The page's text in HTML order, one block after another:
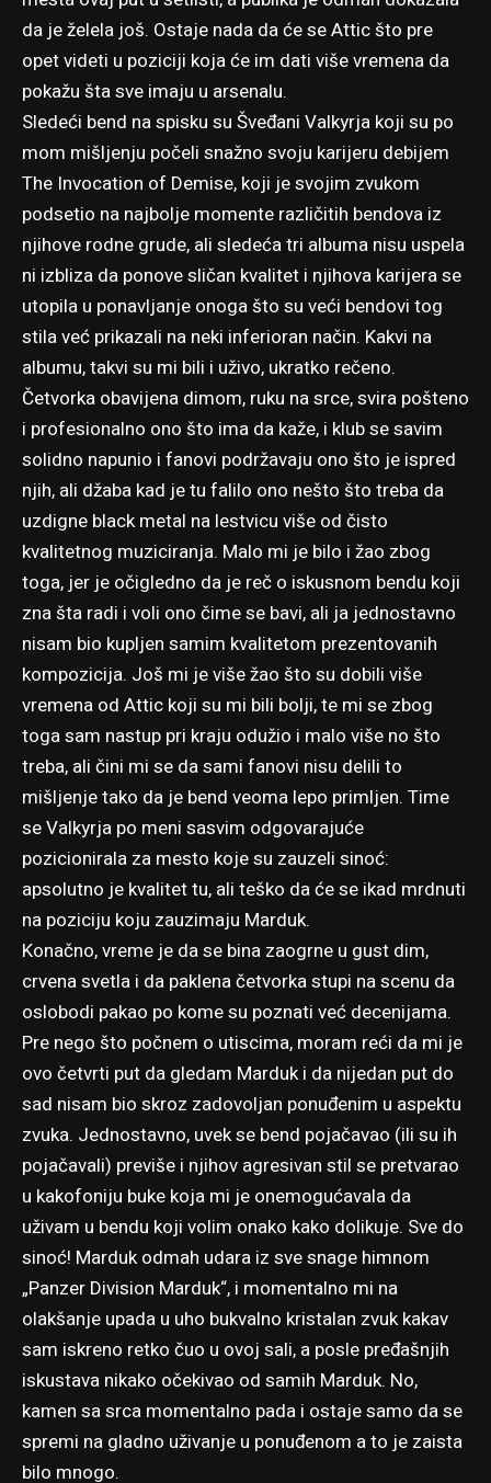
da je želela još. Ostaje nada da će se Attic što pre
opet videti u poziciji koja će im dati više vremena da
pokažu šta sve imaju u arsenalu.
Sledeći bend na spisku su Šveđani Valkyrja koji su po
mom mišljenju počeli snažno svoju karijeru debijem
The Invocation of Demise, koji je svojim zvukom
podsetio na najbolje momente različitih bendova iz
njihove rodne grude, ali sledeća tri albuma nisu uspela
ni izbliza da ponove sličan kvalitet i njihova karijera se
utopila u ponavljanje onoga što su veći bendovi tog
stila već prikazali na neki inferioran način. Kakvi na
albumu, takvi su mi bili i uživo, ukratko rečeno.
Četvorka obavijena dimom, ruku na srce, svira pošteno
i profesionalno ono što ima da kaže, i klub se savim
solidno napunio i fanovi podržavaju ono što je ispred
njih, ali džaba kad je tu falilo ono nešto što treba da
uzdigne black metal na lestvicu više od čisto
kvalitetnog muziciranja. Malo mi je bilo i žao zbog
toga, jer je očigledno da je reč o iskusnom bendu koji
zna šta radi i voli ono čime se bavi, ali ja jednostavno
nisam bio kupljen samim kvalitetom prezentovanih
kompozicija. Još mi je više žao što su dobili više
vremena od Attic koji su mi bili bolji, te mi se zbog
toga sam nastup pri kraju odužio i malo više no što
treba, ali čini mi se da sami fanovi nisu delili to
mišljenje tako da je bend veoma lepo primljen. Time
se Valkyrja po meni sasvim odgovarajuće
pozicionirala za mesto koje su zauzeli sinoć:
apsolutno je kvalitet tu, ali teško da će se ikad mrdnuti
na poziciju koju zauzimaju Marduk.
Konačno, vreme je da se bina zaogrne u gust dim,
crvena svetla i da paklena četvorka stupi na scenu da
oslobodi pakao po kome su poznati već decenijama.
Pre nego što počnem o utiscima, moram reći da mi je
ovo četvrti put da gledam Marduk i da nijedan put do
sad nisam bio skroz zadovoljan ponuđenim u aspektu
zvuka. Jednostavno, uvek se bend pojačavao (ili su ih
pojačavali) previše i njihov agresivan stil se pretvarao
u kakofoniju buke koja mi je onemogućavala da
uživam u bendu koji volim onako kako dolikuje. Sve do
sinoć! Marduk odmah udara iz sve snage himnom
„Panzer Division Marduk“, i momentalno mi na
olakšanje upada u uho bukvalno kristalan zvuk kakav
sam iskreno retko čuo u ovoj sali, a posle pređašnjih
iskustava nikako očekivao od samih Marduk. No,
kamen sa srca momentalno pada i ostaje samo da se
spremi na gladno uživanje u ponuđenom a to je zaista
bilo mnogo.